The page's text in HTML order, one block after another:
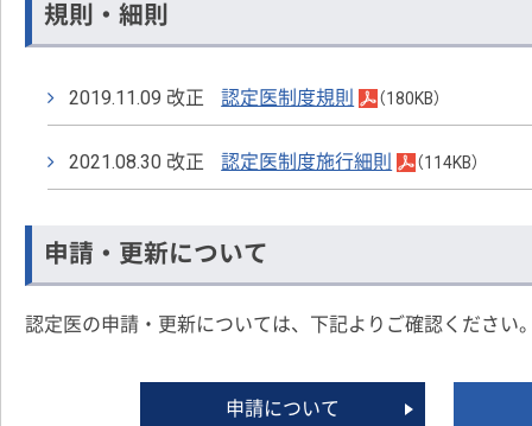
規則・細則
2019.11.09 改正 認定医制度規則 （180KB）
2021.08.30 改正 認定医制度施行細則 （114KB）
申請・更新について
認定医の申請・更新については、下記よりご確認ください
申請について